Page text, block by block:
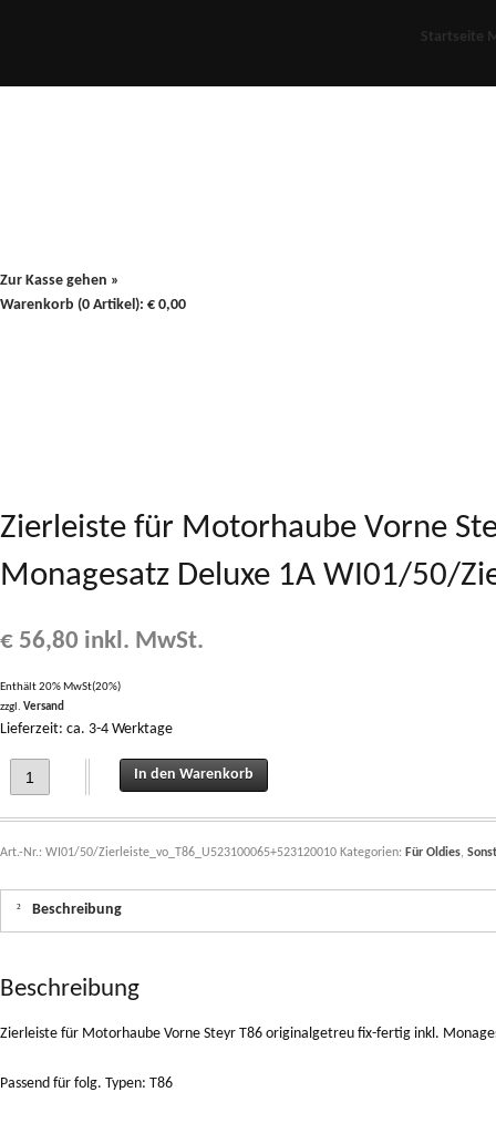
Startseite
Zur Kasse gehen »
Warenkorb (0 Artikel): € 0,00
Zierleiste für Motorhaube Vorne
Monagesatz Deluxe 1A WI01/50/
€ 56,80 inkl. MwSt.
Enthält 20% MwSt(20%)
zzgl. Versand
Lieferzeit: ca. 3-4 Werktage
Zierleiste für Motorhaube Vorne Steyr T86 originalgetreu fix-fertig inkl.
In den Warenkorb
Art.-Nr.: WI01/50/Zierleiste_vo_T86_U523100065+523120010 Kategorien: Für Oldies,
Beschreibung
Beschreibung
Zierleiste für Motorhaube Vorne Steyr T86 originalgetreu fix-fertig inkl.
Passend für folg. Typen: T86